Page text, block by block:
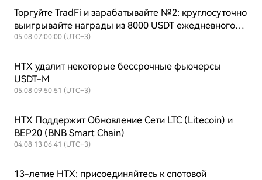
Торгуйте TradFi и зарабатывайте №2: круглосуточно
выигрывайте награды из 8000 USDT ежедневного
призового фонда + продолжающийся выкуп $HTX
05.08 07:00:00 (UTC+3)
HTX удалит некоторые бессрочные фьючерсы
USDT-M
05.08 09:50:51 (UTC+3)
HTX Поддержит Обновление Сети LTC (Litecoin) и
BEP20 (BNB Smart Chain)
04.08 13:06:41 (UTC+3)
13-летие HTX: присоединяйтесь к спотовой